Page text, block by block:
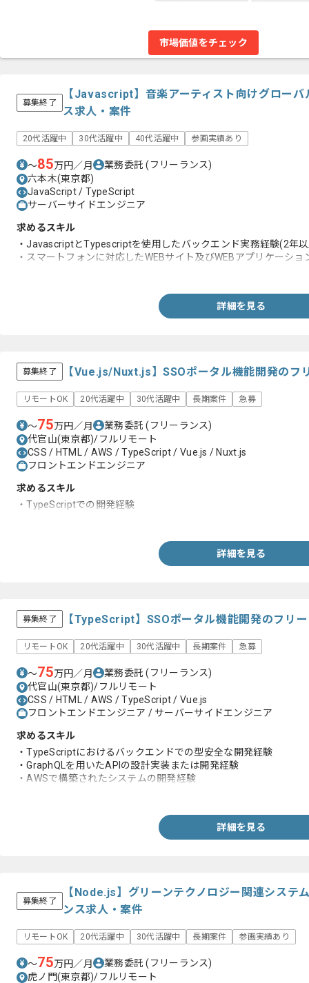
市場価値をチェック
募集終了
【Javascript】音楽アーティスト向けグローバ
ス求人・案件
20代活躍中 30代活躍中 40代活躍中 参画実績あり
〜85万円／月 業務委託(フリーランス)
六本木(東京都)
JavaScript / TypeScript
サーバーサイドエンジニア
求めるスキル
・JavascriptとTypescriptを使用したバックエンド実務経験(2年
・スマートフォンに対応したWEBサイト及びWEBアプリケーショ
詳細を見る
募集終了 【Vue.js/Nuxt.js】SSOポータル機能開発のフ
リモートOK 20代活躍中 30代活躍中 長期案件 急募
〜75万円／月 業務委託(フリーランス)
代官山(東京都)/フルリモート
CSS / HTML / AWS / TypeScript / Vue.js / Nuxt.js
フロントエンドエンジニア
求めるスキル
・TypeScriptでの開発経験
詳細を見る
募集終了 【TypeScript】SSOポータル機能開発のフリ
リモートOK 20代活躍中 30代活躍中 長期案件 急募
〜75万円／月 業務委託(フリーランス)
代官山(東京都)/フルリモート
CSS / HTML / AWS / TypeScript / Vue.js
フロントエンドエンジニア / サーバーサイドエンジニア
求めるスキル
・TypeScriptにおけるバックエンドでの型安全な開発経験
・GraphQLを用いたAPIの設計実装または開発経験
・AWSで構築されたシステムの開発経験
詳細を見る
募集終了
【Node.js】グリーンテクノロジー関連システ
ンス求人・案件
リモートOK 20代活躍中 30代活躍中 長期案件 参画実績あり
〜75万円／月 業務委託(フリーランス)
虎ノ門(東京都)/フルリモート